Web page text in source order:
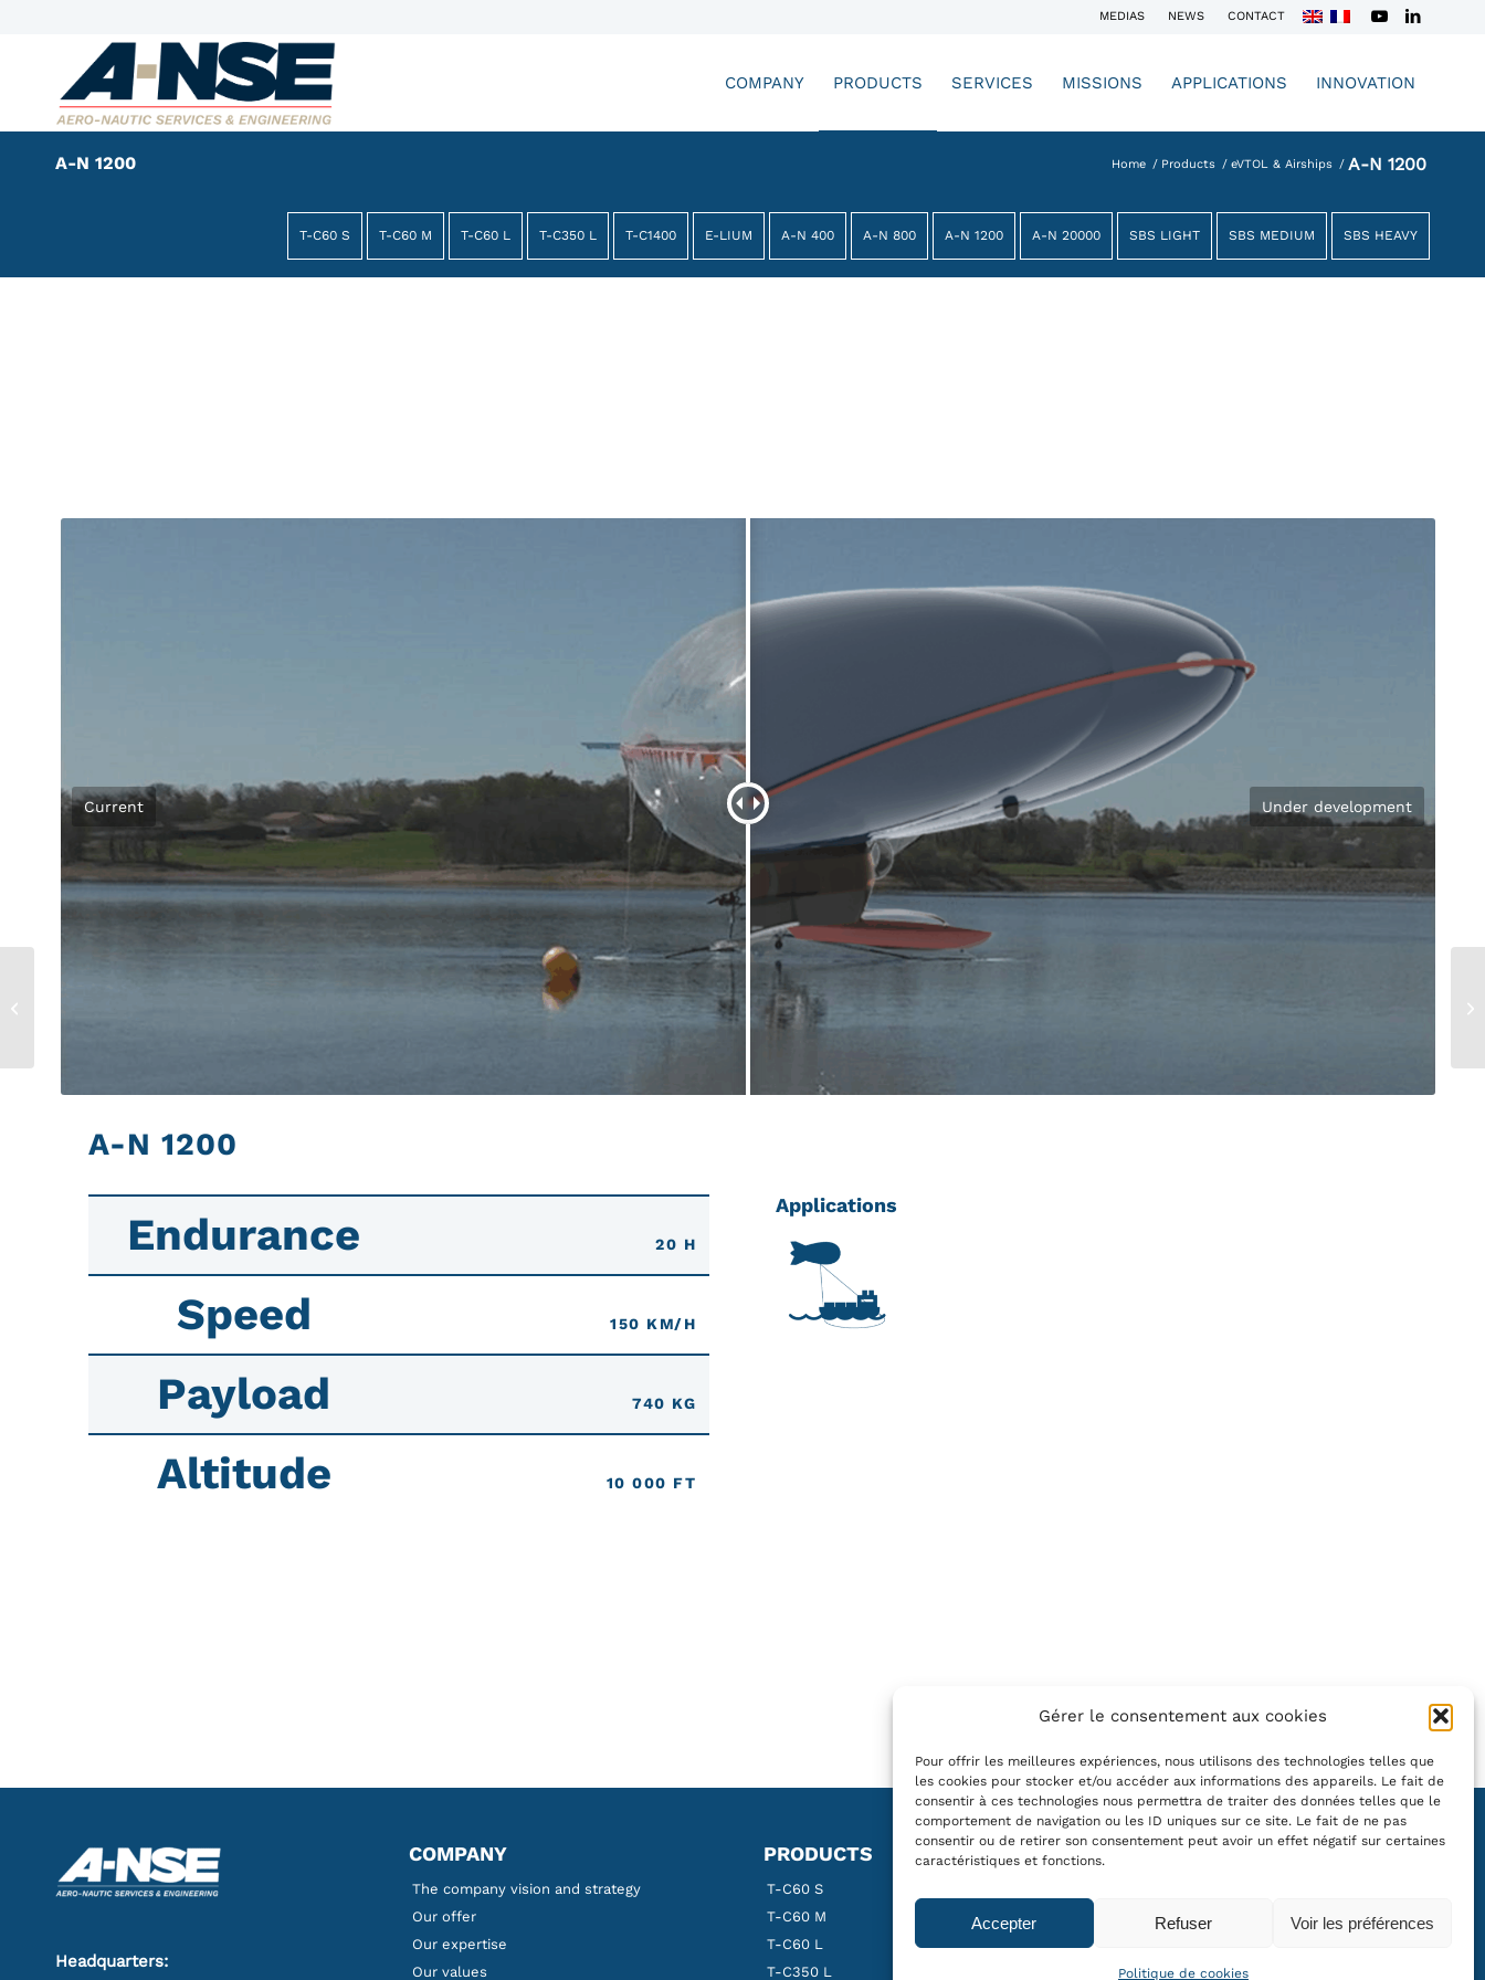
Gérer le consentement aux cookies
Pour offrir les meilleures expériences, nous utilisons des technologies telles que
les cookies pour stocker et/ou accéder aux informations des appareils. Le fait de
consentir à ces technologies nous permettra de traiter des données telles que le
comportement de navigation ou les ID uniques sur ce site. Le fait de ne pas
consentir ou de retirer son consentement peut avoir un effet négatif sur certaines
caractéristiques et fonctions.
Accepter Refuser Voir les préférences
Politique de cookies
MEDIAS NEWS CONTACT
COMPANY PRODUCTS SERVICES MISSIONS APPLICATIONS INNOVATION
A-N 1200 Home / Products / eVTOL & Airships / A-N 1200
T-C60 S T-C60 M T-C60 L T-C350 L T-C1400 E-LIUM A-N 400 A-N 800 A-N 1200 A-N 20000 SBS LIGHT SBS MEDIUM SBS HEAVY
Current Under development
A-N 1200
Endurance 20 H
Speed 150 KM/H
Payload 740 KG
Altitude 10 000 FT
Applications
Headquarters:
COMPANY
The company vision and strategy
Our offer
Our expertise
Our values
PRODUCTS
T-C60 S
T-C60 M
T-C60 L
T-C350 L
OUR NEWSLETTER